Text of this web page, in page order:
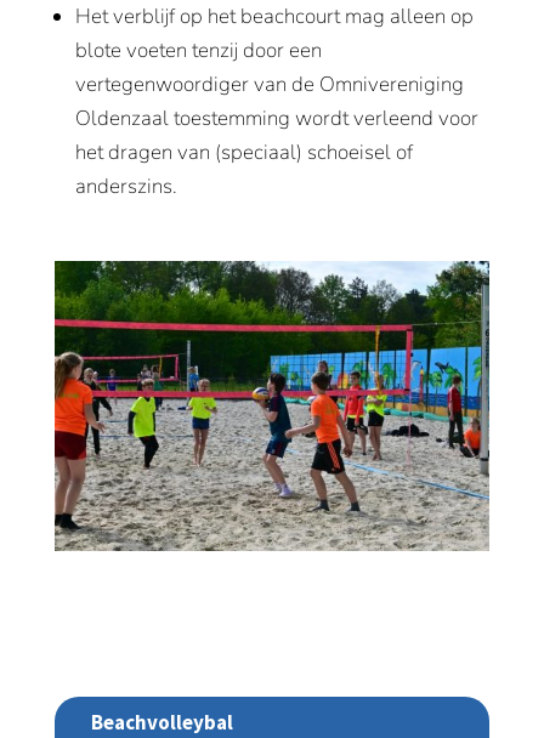
Het verblijf op het beachcourt mag alleen op
blote voeten tenzij door een
vertegenwoordiger van de Omnivereniging
Oldenzaal toestemming wordt verleend voor
het dragen van (speciaal) schoeisel of
anderszins.
Beachvolleybal